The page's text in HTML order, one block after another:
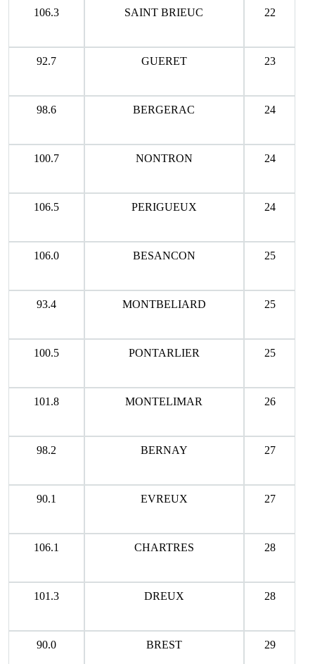
106.3 SAINT BRIEUC 22
92.7 GUERET 23
98.6 BERGERAC 24
100.7 NONTRON 24
106.5 PERIGUEUX 24
106.0 BESANCON 25
93.4 MONTBELIARD 25
100.5 PONTARLIER 25
101.8 MONTELIMAR 26
98.2 BERNAY 27
90.1 EVREUX 27
106.1 CHARTRES 28
101.3 DREUX 28
90.0 BREST 29